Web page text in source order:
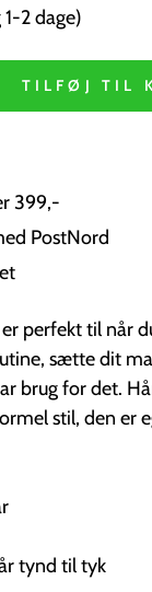
1-2 dage)
TILFØJ TIL
399,-
PostNord
perfekt til når
sætte dit
brug for det.
stil, den er
tynd til tyk